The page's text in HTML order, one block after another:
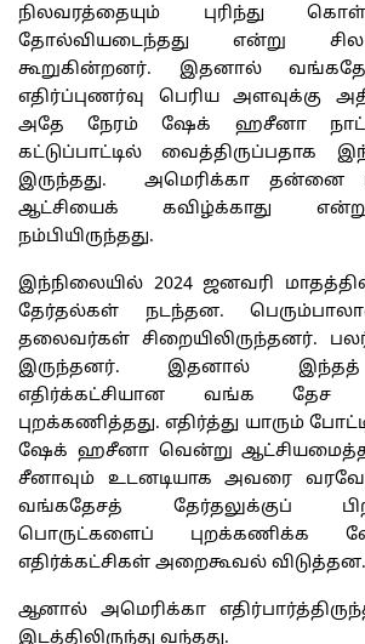
நிலவரத்தையும் புரிந்து
தோல்வியடைந்தது என்று
கூறுகின்றனர். இதனால்
எதிர்ப்புணர்வு பெரிய அளவுக்கு
அதே நேரம் ஷேக் ஹசீனா
கட்டுப்பாட்டில் வைத்திருப்பதாக
இருந்தது. அமெரிக்கா தன்னை
ஆட்சியைக் கவிழ்க்காது
நம்பியிருந்தது.
இந்நிலையில் 2024 ஜனவரி
தேர்தல்கள் நடந்தன.
தலைவர்கள் சிறையிலிருந்தனர்.
இருந்தனர். இதனால் இந்தத்
எதிர்க்கட்சியான வங்க தேச
புறக்கணித்தது. எதிர்த்து யாரும்
ஷேக் ஹசீனா வென்று
சீனாவும் உடனடியாக அவரை
வங்கதேசத் தேர்தலுக்குப்
பொருட்களைப் புறக்கணிக்க
எதிர்க்கட்சிகள் அறைகூவல் விடுத்தன.
ஆனால் அமெரிக்கா
இடத்திலிருந்து வந்தது.